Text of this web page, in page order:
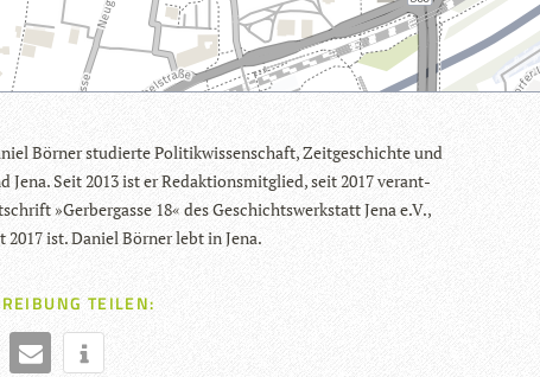
Bör­ner stu­dierte Poli­tik­wis­sen­schaft, Zeit­ge­schichte und
Jena. Seit 2013 ist er Redak­ti­ons­mit­glied, seit 2017 ver­ant­
»Ger­ber­gasse 18« des Geschichts­werk­statt Jena e.V.,
2017 ist. Daniel Bör­ner lebt in Jena.
TEILEN: